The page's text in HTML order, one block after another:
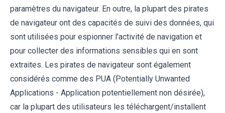
paramètres du navigateur. En outre, la plupart des pirates
de navigateur ont des capacités de suivi des données, qui
sont utilisées pour espionner l'activité de navigation et
pour collecter des informations sensibles qui en sont
extraites. Les pirates de navigateur sont également
considérés comme des PUA (Potentially Unwanted
Applications - Application potentiellement non désirée),
car la plupart des utilisateurs les téléchargent/installent